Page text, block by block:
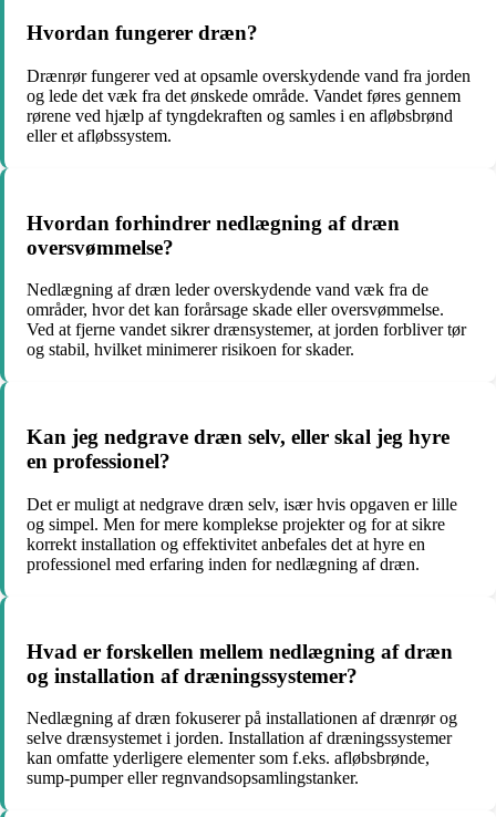
Hvordan fungerer dræn?
Drænrør fungerer ved at opsamle overskydende vand fra jorden
og lede det væk fra det ønskede område. Vandet føres gennem
rørene ved hjælp af tyngdekraften og samles i en afløbsbrønd
eller et afløbssystem.
Hvordan forhindrer nedlægning af dræn
oversvømmelse?
Nedlægning af dræn leder overskydende vand væk fra de
områder, hvor det kan forårsage skade eller oversvømmelse.
Ved at fjerne vandet sikrer drænsystemer, at jorden forbliver tør
og stabil, hvilket minimerer risikoen for skader.
Kan jeg nedgrave dræn selv, eller skal jeg hyre
en professionel?
Det er muligt at nedgrave dræn selv, især hvis opgaven er lille
og simpel. Men for mere komplekse projekter og for at sikre
korrekt installation og effektivitet anbefales det at hyre en
professionel med erfaring inden for nedlægning af dræn.
Hvad er forskellen mellem nedlægning af dræn
og installation af dræningssystemer?
Nedlægning af dræn fokuserer på installationen af drænrør og
selve drænsystemet i jorden. Installation af dræningssystemer
kan omfatte yderligere elementer som f.eks. afløbsbrønde,
sump-pumper eller regnvandsopsamlingstanker.